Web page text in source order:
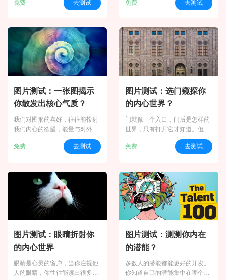
多机会，因为它知道，大多数我
免费 去测试
差很远。你性格上的哪方面，不
哦（本测试由壹心理编译）
免费 去测试
图片测试：一张图揭示
你散发出核心气质？
我们对图形的喜好，往往能投射
我们内心的欲望，能量与对外界
的偏好。这一点不同类型的人会
有很多不同。这次让我们借助图
免费 去测试
图片测试：选门窥探你
的内心世界？
门就像一个入口，门后是怎样的
世界，只有打开它才知道。但我
们对门的选择也体现着自己内心
的意愿和品位。你的心向着哪扇
免费 去测试
图片测试：眼睛折射你
的内心世界
眼睛是心灵的窗户，当你注视他
人的眼睛，你往往能读出很多内
图片测试：测测你内在
的潜能？
多数人的潜能都能更好的开发。
你知道自己的潜能集中在哪个方